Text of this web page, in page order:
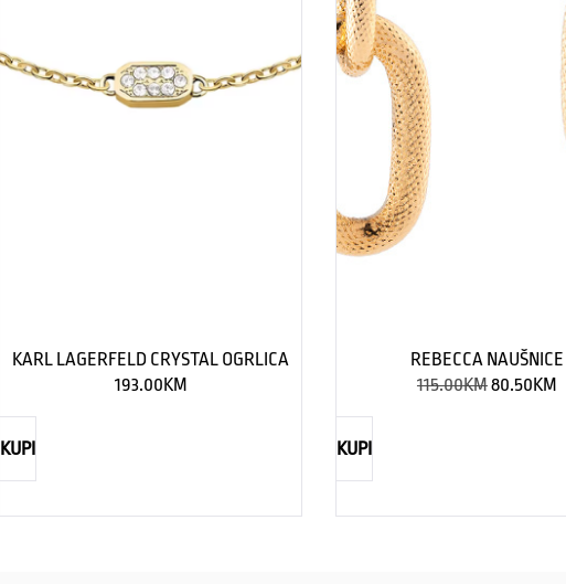
KARL LAGERFELD CRYSTAL OGRLICA
193.00 KM
KUPI
REBECCA NAUŠNICE
115.00KM80.50 KM
KUPI